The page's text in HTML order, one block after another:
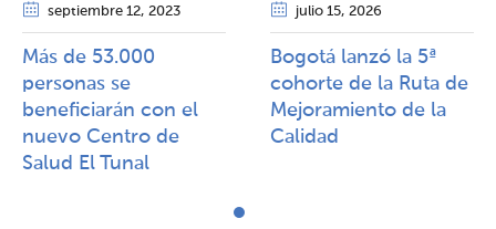
septiembre 12, 2023
Más de 53.000
personas se
beneficiarán con el
nuevo Centro de
Salud El Tunal
julio 15, 2026
Bogotá lanzó la 5ª
cohorte de la Ruta de
Mejoramiento de la
Calidad​​